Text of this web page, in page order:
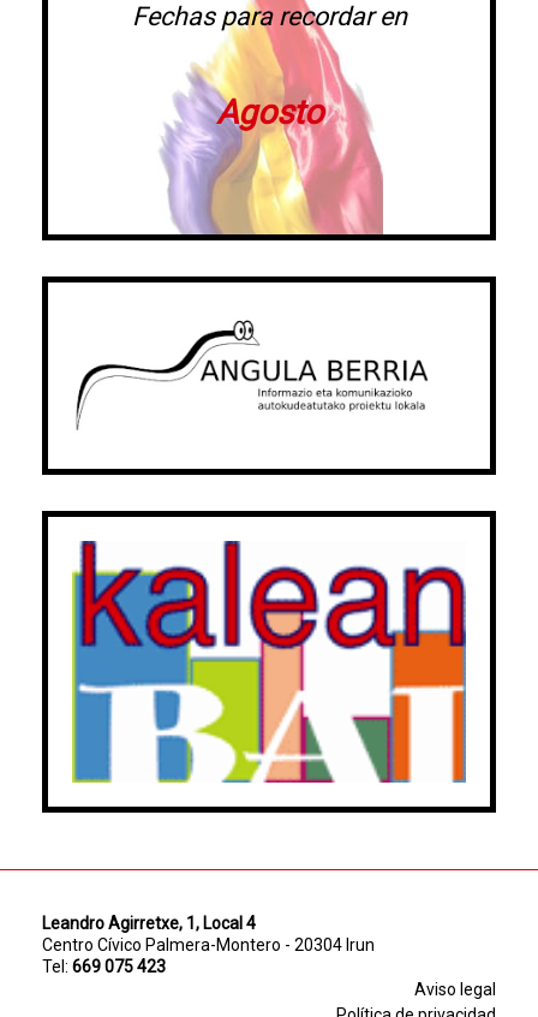
Fechas para recordar en
Agosto
Leandro Agirretxe, 1, Local 4
Centro Cívico Palmera-Montero - 20304 Irun
Tel: 669 075 423
Aviso legal